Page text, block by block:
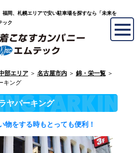
岡、札幌エリアで安い駐車場を探すなら「未来を
ック
部エリア＞ 名古屋市内＞ 錦・栄一覧＞
キング
ヤパーキング
物をする時もとっても便利！